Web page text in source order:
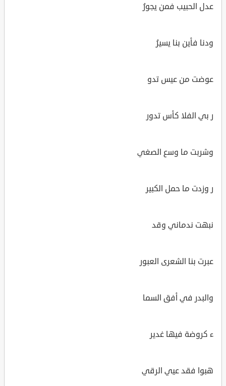
عدل الحبيب فمن يجورُ
ودنا فأين بنا يسيرُ
عوضت من عيس تدو
ر بي الفلا كأس تدور
وشربت ما وسع الصغي
ر وزدت ما حمل الكبير
نبهت ندماني وقد
عبرت بنا الشعرى العبور
والبدر في أفق السما
ء كروضة فيها غدير
هبوا فقد عيي الرقي